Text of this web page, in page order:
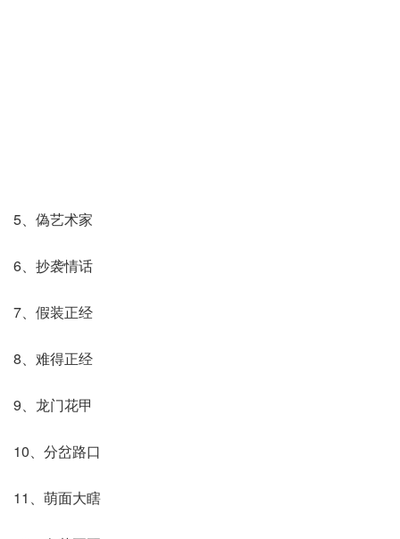
5、偽艺术家
6、抄袭情话
7、假装正经
8、难得正经
9、龙门花甲
10、分岔路口
11、萌面大瞎